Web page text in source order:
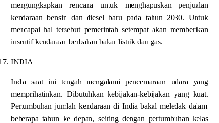
mengungkapkan rencana untuk menghapuskan penjualan
kendaraan bensin dan diesel baru pada tahun 2030. Untuk
mencapai hal tersebut pemerintah setempat akan memberikan
insentif kendaraan berbahan bakar listrik dan gas.
INDIA
India saat ini tengah mengalami pencemaraan udara yang
memprihatinkan. Dibutuhkan kebijakan-kebijakan yang kuat.
Pertumbuhan jumlah kendaraan di India bakal meledak dalam
beberapa tahun ke depan, seiring dengan pertumbuhan kelas